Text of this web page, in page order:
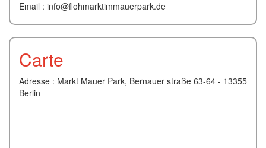
Email : info@flohmarktimmauerpark.de
Carte
Adresse : Markt Mauer Park, Bernauer straße 63-64 - 13355
Berlin